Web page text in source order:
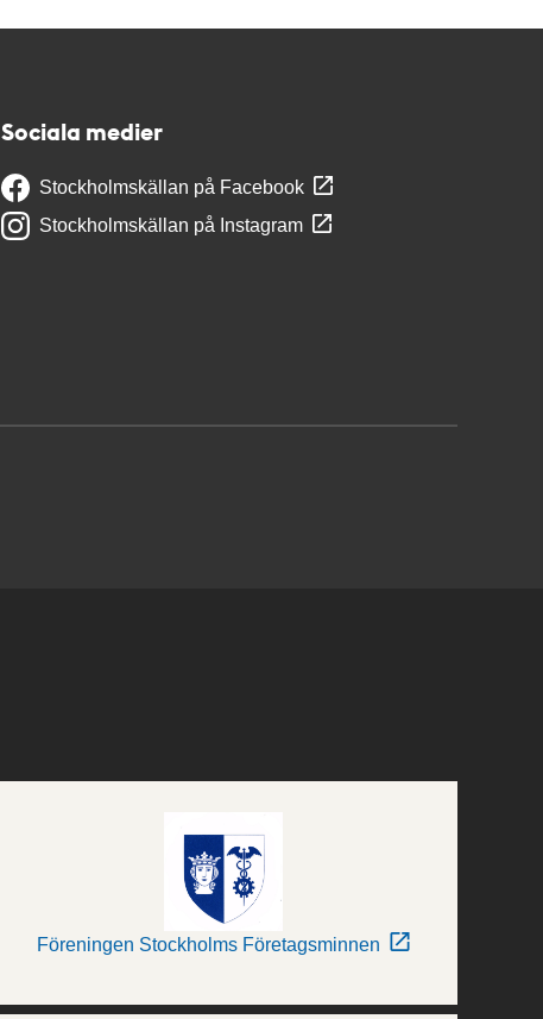
Sociala medier
Stockholmskällan på Facebook
Stockholmskällan på Instagram
Föreningen Stockholms Företagsminnen